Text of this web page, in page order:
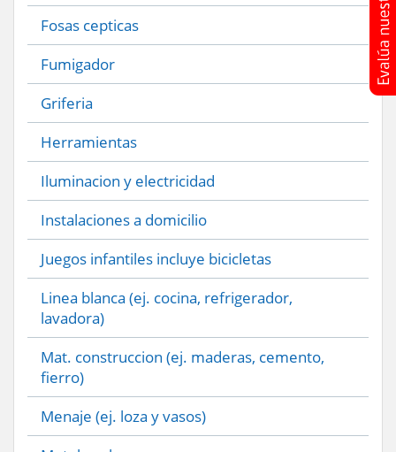
Fosas cepticas
Fumigador
Griferia
Herramientas
Iluminacion y electricidad
Instalaciones a domicilio
Juegos infantiles incluye bicicletas
Linea blanca (ej. cocina, refrigerador,
lavadora)
Mat. construccion (ej. maderas, cemento,
fierro)
Menaje (ej. loza y vasos)